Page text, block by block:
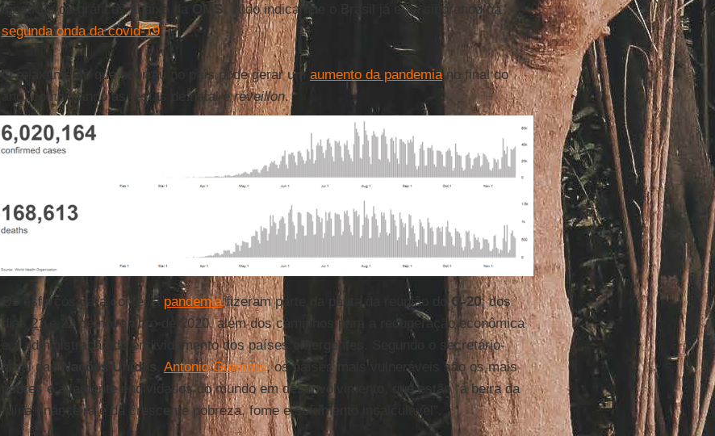
mostram os gráficos abaixo da
OMS . Tudo indica que o Brasil já está singrando na
segunda onda da covid-19.
O relaxamento que ocorreu no país pode gerar um aumento da pandemiano final do
ano, complicando as festas de natal eréveillon.
Os esforços para conter apandemiafizeram parte da pauta da reunião do G-20, dos
dias 21 e 22 de novembro de 2020, além dos caminhos para a recuperação econômica
e a administração do endividamento dos países emergentes. Segundo o secretário-
geral das
Nações Unidas Antonio Guterres, os países mais vulneráveis são os mais
pobres e altamente endividados do mundo em desenvolvimento, que estão “à beira da
ruína financeira e da crescente pobreza, fome e sofrimento incalculável”.